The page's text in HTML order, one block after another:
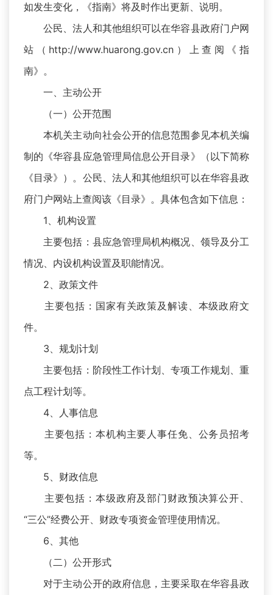
如发生变化，《指南》将及时作出更新、说明。
公民、法人和其他组织可以在华容县政府门户网
站（http://www.huarong.gov.cn）上查阅《指
南》。
一、主动公开
（一）公开范围
本机关主动向社会公开的信息范围参见本机关编
制的《华容县应急管理局信息公开目录》（以下简称
《目录》）。公民、法人和其他组织可以在华容县政
府门户网站上查阅该《目录》。具体包含如下信息：
1、机构设置
主要包括：县应急管理局机构概况、领导及分工
情况、内设机构设置及职能情况。
2、政策文件
主要包括：国家有关政策及解读、本级政府文
件。
3、规划计划
主要包括：阶段性工作计划、专项工作规划、重
点工程计划等。
4、人事信息
主要包括：本机构主要人事任免、公务员招考
等。
5、财政信息
主要包括：本级政府及部门财政预决算公开、
“三公”经费公开、财政专项资金管理使用情况。
6、其他
（二）公开形式
对于主动公开的政府信息，主要采取在华容县政